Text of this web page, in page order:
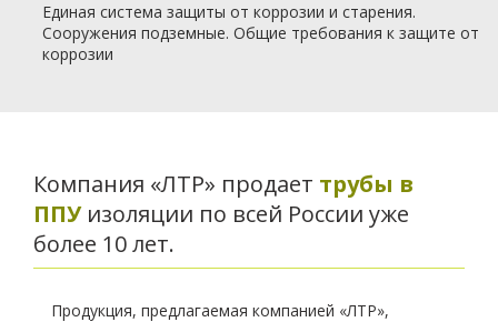
Ваш e-mail
Выбранные товары
Компания «ЛТР» продает трубы в
ППУизоляции по всей России уже
более 10 лет.
Продукция, предлагаемая компанией «ЛТР»,
Единая система защиты от коррозии и старения.
Сооружения подземные. Общие требования к защите от
коррозии